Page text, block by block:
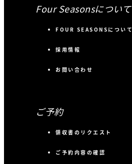
Four Seasonsについて
FOUR SEASONSについて
採用情報
お問い合わせ
ご予約
領収書のリクエスト
ご予約内容の確認